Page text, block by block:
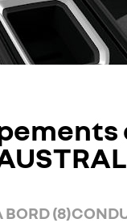
BORD (8)